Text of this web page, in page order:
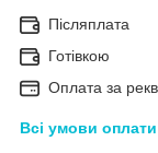
Післяплата
Готівкою
Оплата за
Всі умови оплати